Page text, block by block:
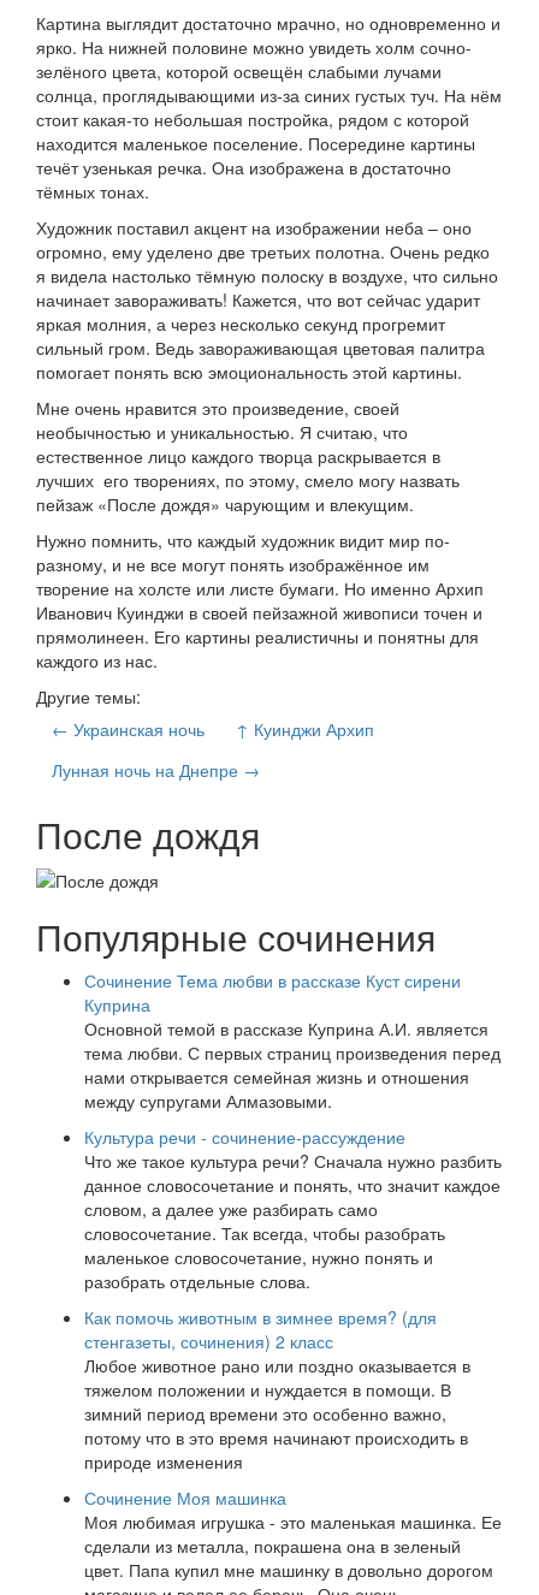
Картина выглядит достаточно мрачно, но одновременно и
ярко. На нижней половине можно увидеть холм сочно-
зелёного цвета, которой освещён слабыми лучами
солнца, проглядывающими из-за синих густых туч. На нём
стоит какая-то небольшая постройка, рядом с которой
находится маленькое поселение. Посередине картины
течёт узенькая речка. Она изображена в достаточно
тёмных тонах.
Художник поставил акцент на изображении неба – оно
огромно, ему уделено две третьих полотна. Очень редко
я видела настолько тёмную полоску в воздухе, что сильно
начинает завораживать! Кажется, что вот сейчас ударит
яркая молния, а через несколько секунд прогремит
сильный гром. Ведь завораживающая цветовая палитра
помогает понять всю эмоциональность этой картины.
Мне очень нравится это произведение, своей
необычностью и уникальностью. Я считаю, что
естественное лицо каждого творца раскрывается в
лучших его творениях, по этому, смело могу назвать
пейзаж «После дождя» чарующим и влекущим.
Нужно помнить, что каждый художник видит мир по-
разному, и не все могут понять изображённое им
творение на холсте или листе бумаги. Но именно Архип
Иванович Куинджи в своей пейзажной живописи точен и
прямолинеен. Его картины реалистичны и понятны для
каждого из нас.
Другие темы:
← Украинская ночь
↑ Куинджи Архип
Лунная ночь на Днепре →
После дождя
Популярные сочинения
Сочинение Тема любви в рассказе Куст сирени
Куприна
Основной темой в рассказе Куприна А.И. является
тема любви. С первых страниц произведения перед
нами открывается семейная жизнь и отношения
между супругами Алмазовыми.
Культура речи - сочинение-рассуждение
Что же такое культура речи? Сначала нужно разбить
данное словосочетание и понять, что значит каждое
словом, а далее уже разбирать само
словосочетание. Так всегда, чтобы разобрать
маленькое словосочетание, нужно понять и
разобрать отдельные слова.
Как помочь животным в зимнее время? (для
стенгазеты, сочинения) 2 класс
Любое животное рано или поздно оказывается в
тяжелом положении и нуждается в помощи. В
зимний период времени это особенно важно,
потому что в это время начинают происходить в
природе изменения
Сочинение Моя машинка
Моя любимая игрушка - это маленькая машинка. Ее
сделали из металла, покрашена она в зеленый
цвет. Папа купил мне машинку в довольно дорогом